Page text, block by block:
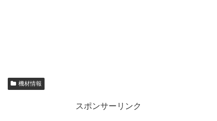
機材情報
スポンサーリンク